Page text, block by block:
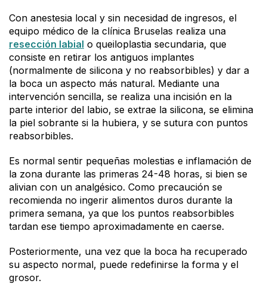
Con anestesia local y sin necesidad de ingresos, el
equipo médico de la clínica Bruselas realiza una
resección labial o queiloplastia secundaria, que
consiste en retirar los antiguos implantes
(normalmente de silicona y no reabsorbibles) y dar a
la boca un aspecto más natural. Mediante una
intervención sencilla, se realiza una incisión en la
parte interior del labio, se extrae la silicona, se elimina
la piel sobrante si la hubiera, y se sutura con puntos
reabsorbibles.
Es normal sentir pequeñas molestias e inflamación de
la zona durante las primeras 24-48 horas, si bien se
alivian con un analgésico. Como precaución se
recomienda no ingerir alimentos duros durante la
primera semana, ya que los puntos reabsorbibles
tardan ese tiempo aproximadamente en caerse.
Posteriormente, una vez que la boca ha recuperado
su aspecto normal, puede redefinirse la forma y el
grosor.